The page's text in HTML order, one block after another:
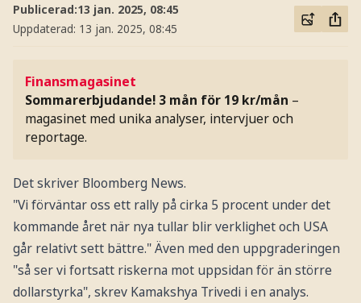
Publicerad:13 jan. 2025, 08:45
Uppdaterad: 13 jan. 2025, 08:45
Finansmagasinet
Sommarerbjudande! 3 mån för 19 kr/mån –
magasinet med unika analyser, intervjuer och
reportage.
Det skriver Bloomberg News.
"Vi förväntar oss ett rally på cirka 5 procent under det
kommande året när nya tullar blir verklighet och USA
går relativt sett bättre." Även med den uppgraderingen
"så ser vi fortsatt riskerna mot uppsidan för än större
dollarstyrka", skrev Kamakshya Trivedi i en analys.